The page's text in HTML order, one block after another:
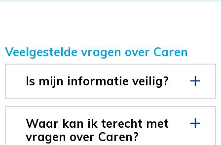
Veelgestelde vragen over Caren
Is mijn informatie veilig?
Waar kan ik terecht met
vragen over Caren?